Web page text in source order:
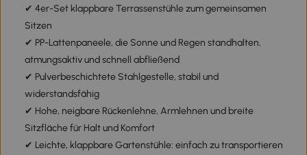
✔ 4er-Set klappbare Terrassenstühle zum gemeinsamen
Sitzen
✔ PP-Lattenpaneele, die Sonne und Regen standhalten,
atmungsaktiv und schnell abfließend
✔ Pulverbeschichtete Stahlgestelle, stabil und
widerstandsfähig
✔ Hohe, neigbare Rückenlehne, Armlehnen und breite
Sitzfläche für Halt und Komfort
✔ Leichte, klappbare Gartenstühle: einfach zu transportieren